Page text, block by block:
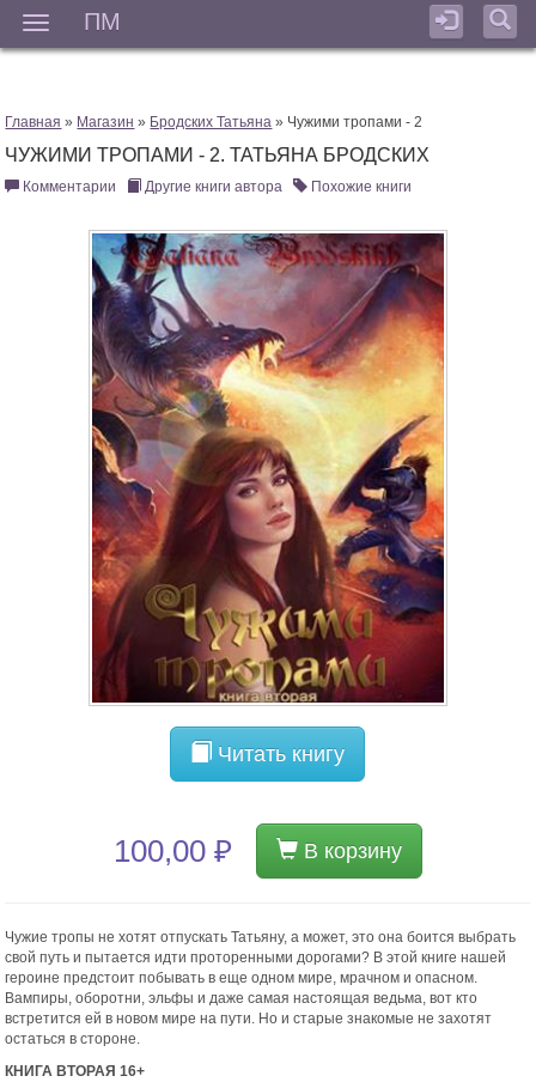
ПМ
Главная » Магазин » Бродских Татьяна » Чужими тропами - 2
ЧУЖИМИ ТРОПАМИ - 2. ТАТЬЯНА БРОДСКИХ
Комментарии Другие книги автора Похожие книги
Читать книгу
100,00 ₽ В корзину
Чужие тропы не хотят отпускать Татьяну, а может, это она боится выбрать
свой путь и пытается идти проторенными дорогами? В этой книге нашей
героине предстоит побывать в еще одном мире, мрачном и опасном.
Вампиры, оборотни, эльфы и даже самая настоящая ведьма, вот кто
встретится ей в новом мире на пути. Но и старые знакомые не захотят
остаться в стороне.
КНИГА ВТОРАЯ 16+